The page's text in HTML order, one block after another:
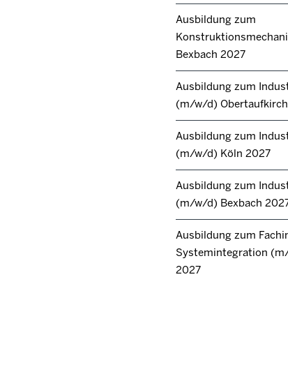
Ausbildung zum
Bexbach 2027
Ausbildung zum
(m/w/d)
Ausbildung zum
(m/w/d) Köln 2027
Ausbildung zum
(m/w/d) Bexbach
Ausbildung zum
Systemintegration
2027